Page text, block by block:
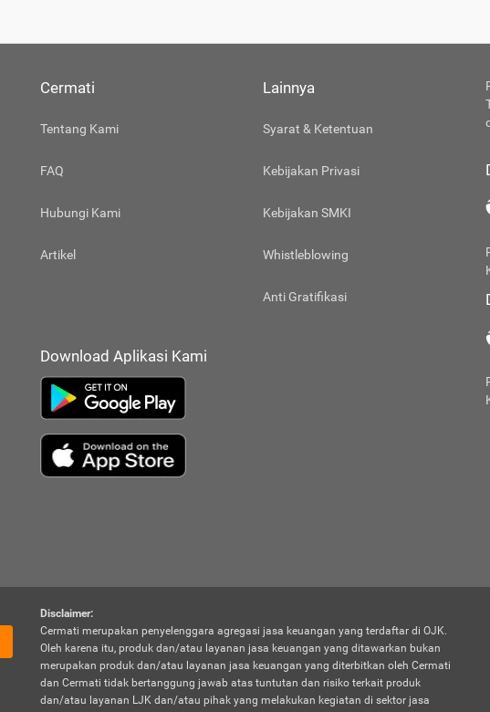
Cermati
Tentang Kami
FAQ
Hubungi Kami
Artikel
Lainnya
Syarat & Ketentuan
Kebijakan Privasi
Kebijakan SMKI
Whistleblowing
Anti Gratifikasi
Download Aplikasi Kami
Disclaimer:
Cermati merupakan penyelenggara agregasi jasa keuangan yang terdaftar di OJK.
Oleh karena itu, produk dan/atau layanan jasa keuangan yang ditawarkan bukan
merupakan produk dan/atau layanan jasa keuangan yang diterbitkan oleh Cermati
dan Cermati tidak bertanggung jawab atas tuntutan dan risiko terkait produk
dan/atau layanan LJK dan/atau pihak yang melakukan kegiatan di sektor jasa